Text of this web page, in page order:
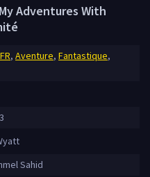
Adventures With
, Aventure, Fantastique,
Sahid